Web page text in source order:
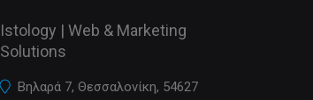
Istology | Web & Marketing
Solutions
Βηλαρά 7, Θεσσαλονίκη, 54627